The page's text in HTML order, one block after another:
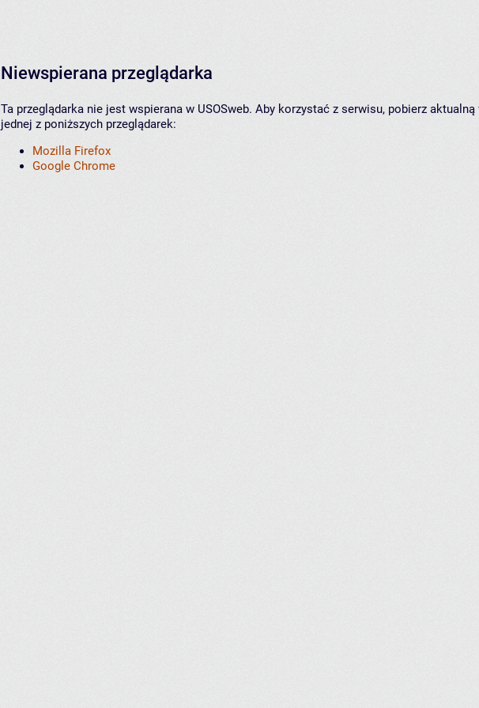
Niewspierana przeglądarka
Ta przeglądarka nie jest wspierana w USOSweb. Aby korzystać z serwisu, pobierz aktualną
jednej z poniższych przeglądarek:
Mozilla Firefox
Google Chrome